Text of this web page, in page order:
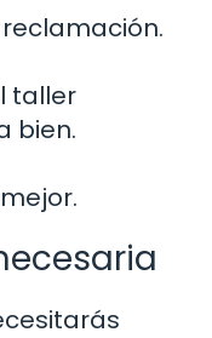
taller
bien.